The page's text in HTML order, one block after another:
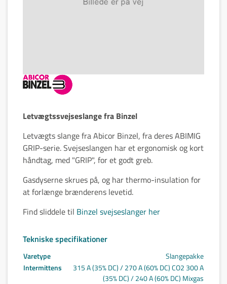
Letvægtssvejseslange fra Binzel
Letvægts slange fra Abicor Binzel, fra deres ABIMIG
GRIP-serie. Svejseslangen har et ergonomisk og kort
håndtag, med "GRIP", for et godt greb.
Gasdyserne skrues på, og har thermo-insulation for
at forlænge brænderens levetid.
Find sliddele til Binzel svejseslanger her
Tekniske specifikationer
Varetype
Slangepakke
Intermittens
315 A (35% DC) / 270 A (60% DC) CO2 300 A
(35% DC) / 240 A (60% DC) Mixgas